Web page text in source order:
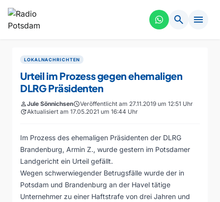
search menu
LOKALNACHRICHTEN
Urteil im Prozess gegen ehemaligen
DLRG Präsidenten
personJule SönnichsenscheduleVeröffentlicht am 27.11.2019 um 12:51 Uhr
updateAktualisiert am 17.05.2021 um 16:44 Uhr
Im Prozess des ehemaligen Präsidenten der DLRG
Brandenburg, Armin Z., wurde gestern im Potsdamer
Landgericht ein Urteil gefällt.
Wegen schwerwiegender Betrugsfälle wurde der in
Potsdam und Brandenburg an der Havel tätige
Unternehmer zu einer Haftstrafe von drei Jahren und